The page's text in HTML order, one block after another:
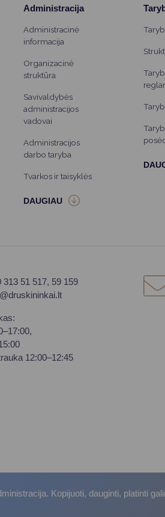
Administracija
Administracinė
informacija
Organizacinė
struktūra
Savivaldybės
administracijos
vadovai
Administracijos
darbo taryba
Tvarkos ir taisyklės
313 51 517, 59 159
12:00–12:45
Kopijuoti, dauginti, platinti